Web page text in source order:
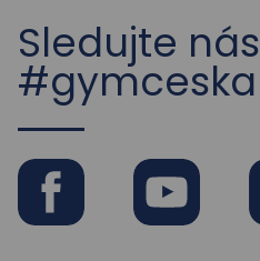
Sledujte nás
#gymceska